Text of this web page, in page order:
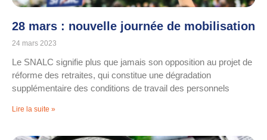
28 mars : nouvelle journée de mobilisation
24 mars 2023
Le SNALC signifie plus que jamais son opposition au projet de
réforme des retraites, qui constitue une dégradation
supplémentaire des conditions de travail des personnels
Lire la suite »